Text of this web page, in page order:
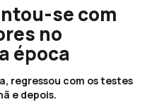
se com
no
época
regressou com os testes
e depois.